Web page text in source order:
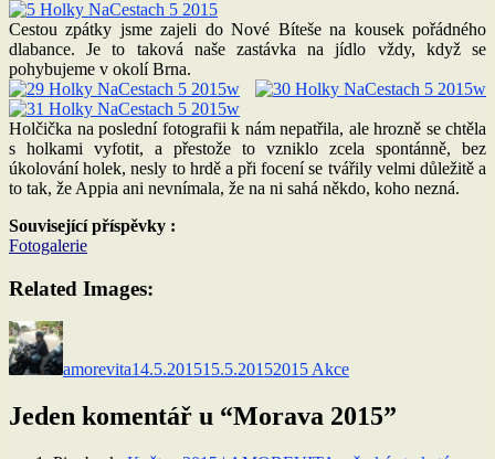
Cestou zpátky jsme zajeli do Nové Bíteše na kousek pořádného
dlabance. Je to taková naše zastávka na jídlo vždy, když se
pohybujeme v okolí Brna.
Holčička na poslední fotografii k nám nepatřila, ale hrozně se chtěla
s holkami vyfotit, a přestože to vzniklo zcela spontánně, bez
úkolování holek, nesly to hrdě a při focení se tvářily velmi důležitě a
to tak, že Appia ani nevnímala, že na ni sahá někdo, koho nezná.
Související příspěvky :
Fotogalerie
Related Images:
Autor:
amorevita14.5.201515.5.20152015 Akce
Jeden komentář u “Morava 2015”